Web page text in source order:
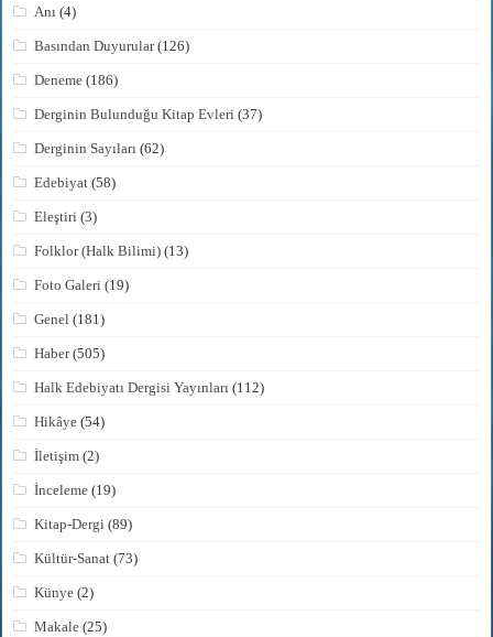
Anı (4)
Basından Duyurular(126)
Deneme (186)
Derginin Bulunduğu Kitap Evleri (37)
Derginin Sayıları (62)
Edebiyat (58)
Eleştiri (3)
Folklor (Halk Bilimi) (13)
Foto Galeri (19)
Genel (181)
Haber(505)
Halk Edebiyatı Dergisi Yayınları (112)
Hikâye (54)
İletişim (2)
İnceleme (19)
Kitap-Dergi (89)
Kültür-Sanat (73)
Künye (2)
Makale (25)